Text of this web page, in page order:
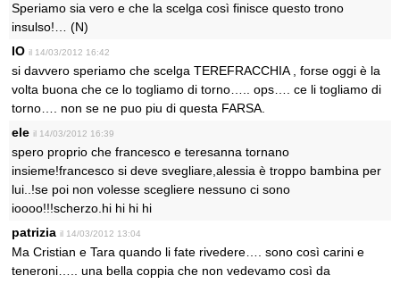
Speriamo sia vero e che la scelga così finisce questo trono
insulso!… (N)
IO il 14/03/2012 16:42
si davvero speriamo che scelga TEREFRACCHIA , forse oggi è la
volta buona che ce lo togliamo di torno….. ops…. ce li togliamo di
torno…. non se ne puo piu di questa FARSA.
ele il 14/03/2012 16:39
spero proprio che francesco e teresanna tornano
insieme!francesco si deve svegliare,alessia è troppo bambina per
lui..!se poi non volesse scegliere nessuno ci sono
ioooo!!!scherzo.hi hi hi hi
patrizia il 14/03/2012 13:04
Ma Cristian e Tara quando li fate rivedere…. sono così carini e
teneroni….. una bella coppia che non vedevamo così da